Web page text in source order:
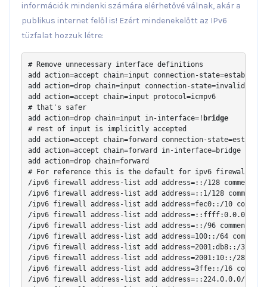
információk mindenki számára elérhetővé válnak, akár a
publikus internet felől is! Ezért mindenekelőtt az IPv6
tüzfalat hozzuk létre:
# Remove unnecessary interface definitions
add action=accept chain=input connection-
add action=drop chain=input connection-state=invalid
add action=accept chain=input protocol=icmpv6
# that's safer
add action=drop chain=input in-interface=! bridge
# rest of input is implicitly accepted
add action=accept chain=forward connection-
add action=accept chain=forward in-interface=bridge
add action=drop chain=forward
# For reference this is the default for ipv6 firewall in
/ipv6 firewall address-list add address=::/128
/ipv6 firewall address-list add address=::1/128
/ipv6 firewall address-list add address=fec0::/10
/ipv6 firewall address-list add address=::ffff:0.0.0.0/96
/ipv6 firewall address-list add address=::/96
/ipv6 firewall address-list add address=100::/64
/ipv6 firewall address-list add address=2001:db8::/32
/ipv6 firewall address-list add address=2001:10::/28
/ipv6 firewall address-list add address=3ffe::/16
/ipv6 firewall address-list add address=::224.0.0.0/100